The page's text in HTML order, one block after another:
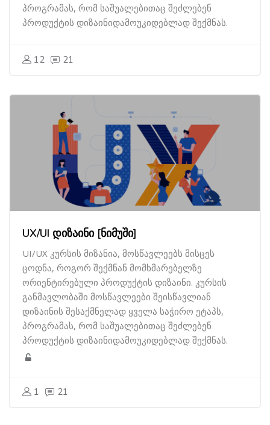
პროგრამას, რომ საშუალებითაც შეძლებენ
პროდუქტის დიზაინიდამოუკიდებლად შექმნას.
12 21
UX/UI დიზაინი [ნიმუში]
UI/UX კურსის მიზანია, მოსწავლეებს მისცეს
ცოდნა, როგორ შექმნან მომხმარებელზე
ორიენტირებული პროდუქტის დიზაინი. კურსის
განმავლობაში მოსწავლეები შეისწავლიან
დიზაინის შესაქმნელად ყველა საჭირო ეტაპს,
პროგრამას, რომ საშუალებითაც შეძლებენ
პროდუქტის დიზაინიდამოუკიდებლად შექმნას.
1 21